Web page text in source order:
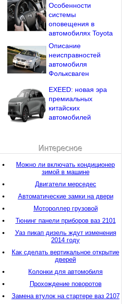
Особенности
системы
оповещения в
автомобилях Toyota
Описание
неисправностей
автомобиля
Фольксваген
EXEED: новая эра
премиальных
китайских
автомобилей
Интересное
Можно ли включать кондиционер
зимой в машине
Двигатели мерседес
Автоматические замки на двери
Мотороллер грузовой
Тюнинг панели приборов ваз 2101
Уаз пикап дизель ждут изменения
2014 году
Как сделать вертикальное открытие
дверей
Колонки для автомобиля
Прохождение поворотов
Замена втулок на стартере ваз 2107